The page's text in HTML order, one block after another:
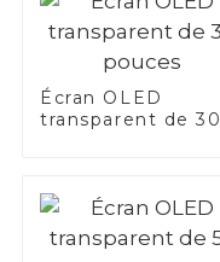
Écran OLED
transparent de 30